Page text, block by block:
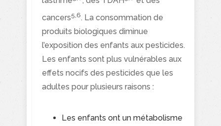
cancers5,6. La consommation de
produits biologiques diminue
l’exposition des enfants aux pesticides.
Les enfants sont plus vulnérables aux
effets nocifs des pesticides que les
adultes pour plusieurs raisons :
Les enfants ont un métabolisme